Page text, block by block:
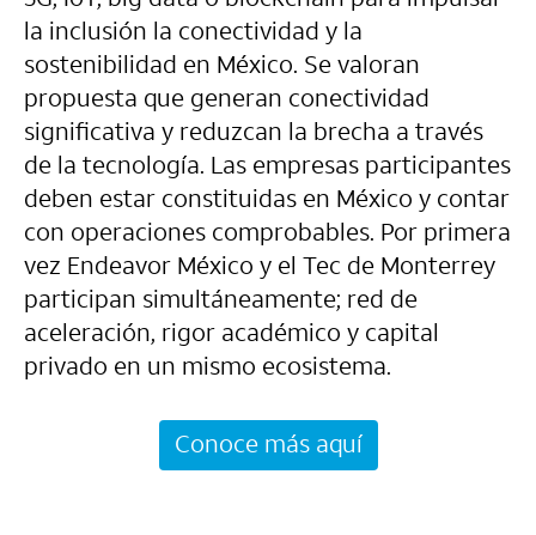
la inclusión la conectividad y la
sostenibilidad en México. Se valoran
propuesta que generan conectividad
significativa y reduzcan la brecha a través
de la tecnología. Las empresas participantes
deben estar constituidas en México y contar
con operaciones comprobables. Por primera
vez Endeavor México y el Tec de Monterrey
participan simultáneamente; red de
aceleración, rigor académico y capital
privado en un mismo ecosistema.
Conoce más aquí